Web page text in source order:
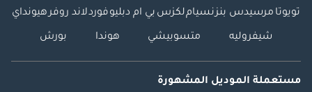
تويوتا مرسيدس بنزنسياملكزس بي ام دبليوفوردلاند روفرهيونداي
شيفروليه متسوبيشي هوندا بورش
مستعملة الموديل المشهورة